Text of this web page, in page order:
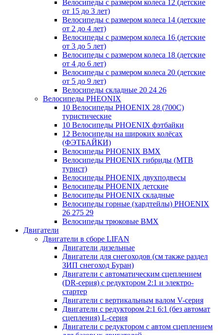
Велосипеды с размером колеса 12 (детские
от 15 до 3 лет)
Велосипеды с размером колеса 14 (детские
от 2 до 4 лет)
Велосипеды с размером колеса 16 (детские
от 3 до 5 лет)
Велосипеды с размером колеса 18 (детские
от 4 до 6 лет)
Велосипеды с размером колеса 20 (детские
от 5 до 9 лет)
Велосипеды складные 20 24 26
Велосипеды PHEONIX
10 Велосипеды PHOENIX 28 (700С)
туристические
10 Велосипеды PHOENIX фэтбайки
12 Велосипеды на широких колёсах
(ФЭТБАЙКИ)
Велосипеды PHOENIX BMX
Велосипеды PHOENIX гибриды (MTB
турист)
Велосипеды PHOENIX двухподвесы
Велосипеды PHOENIX детские
Велосипеды PHOENIX складные
Велосипеды горные (хардтейлы) PHOENIX
26 275 29
Велосипеды трюковые BMX
Двигатели
Двигатели в сборе LIFAN
Двигатели дизельные
Двигатели для снегоходов (см также раздел
ЗИП снегоход Буран)
Двигатели с автоматическим сцеплением
(DR-серия) с редуктором 2:1 и электро-
стартер
Двигатели с вертикальным валом V-серия
Двигатели с редуктором 2:1 6:1 (без автомат
сцепления) L-серия
Двигатели с редуктором с автом сцеплением